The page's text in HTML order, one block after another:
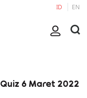
ID EN
6 Maret 2022